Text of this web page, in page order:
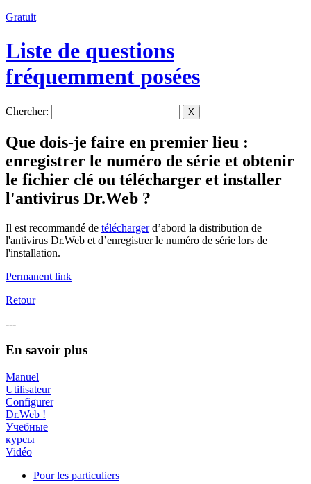
Gratuit
Liste de questions
fréquemment posées
Chercher: X
Que dois-je faire en premier lieu :
enregistrer le numéro de série et obtenir
le fichier clé ou télécharger et installer
l'antivirus Dr.Web ?
Il est recommandé de téléchargerd’abord la distribution de
l'antivirus Dr.Web et d’enregistrer le numéro de série lors de
l'installation.
Permanent link
Retour
---
En savoir plus
Manuel
Utilisateur
Configurer
Dr.Web !
Учебные
курсы
Vidéo
Pour les particuliers